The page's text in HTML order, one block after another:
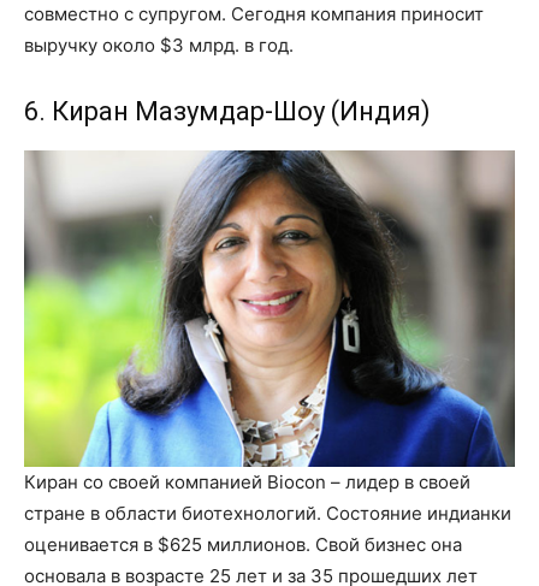
совместно с супругом. Сегодня компания приносит
выручку около $3 млрд. в год.
6. Киран Мазумдар-Шоу (Индия)
Киран со своей компанией Biocon – лидер в своей
стране в области биотехнологий. Соcтояние индианки
оценивается в $625 миллионов. Свой бизнес она
основала в возрасте 25 лет и за 35 прошедших лет